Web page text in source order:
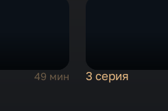
49 мин 3 серия